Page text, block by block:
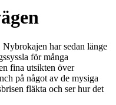
har sedan länge
för många
fina utsikten över
på något av de mysiga
fläkta och ser hur det